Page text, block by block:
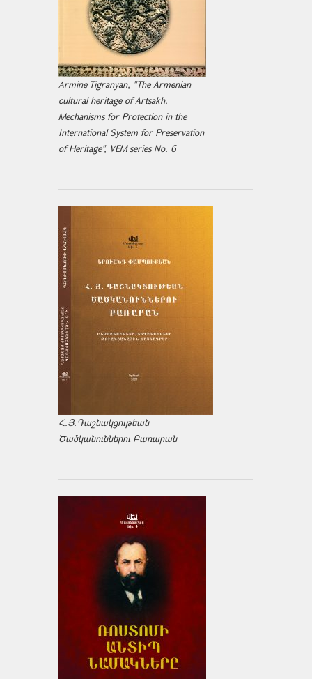
Armine Tigranyan, "The Armenian
cultural heritage of Artsakh.
Mechanisms for Protection in the
International System for Preservation
of Heritage", VEM series No. 6
Հ.Յ.Դաշնակցութեան
Ծածկանուններու Բառարան